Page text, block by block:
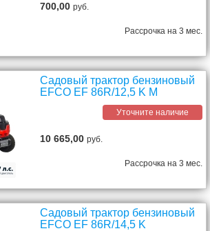
700,00руб.
Рассрочка на 3 мес.
Садовый трактор бензиновый
EFCO EF 86R/12,5 K M
Уточните наличие
10 665,00руб.
Рассрочка на 3 мес.
Садовый трактор бензиновый
EFCO EF 86R/14,5 K